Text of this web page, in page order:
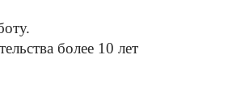
более 10 лет